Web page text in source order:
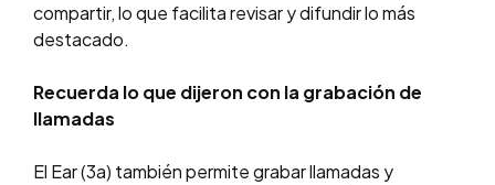
compartir, lo que facilita revisar y difundir lo más
destacado.
Recuerda lo que dijeron con la grabación de
llamadas
El Ear (3a) también permite grabar llamadas y